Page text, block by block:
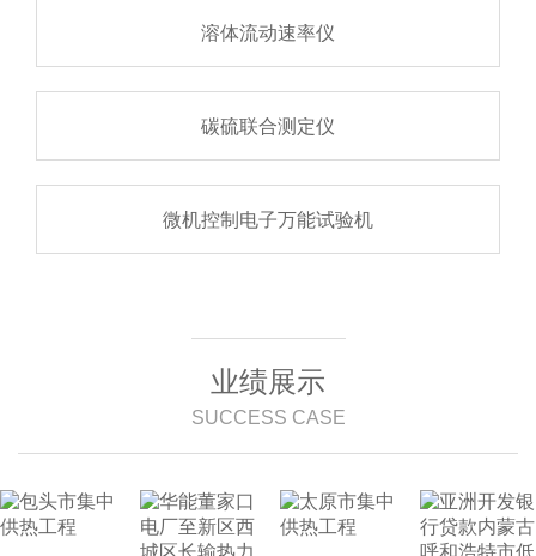
溶体流动速率仪
碳硫联合测定仪
微机控制电子万能试验机
业绩展示
SUCCESS CASE